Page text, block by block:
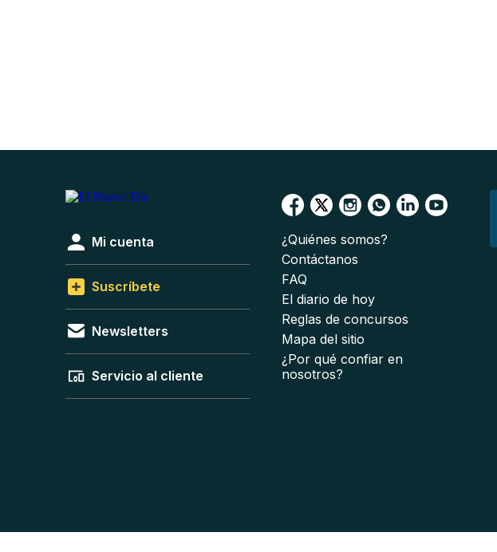
Mi cuenta
Suscríbete
Newsletters
Servicio al cliente
¿Quiénes somos?
Contáctanos
FAQ
El diario de hoy
Reglas de concursos
Mapa del sitio
¿Por qué confiar en
nosotros?